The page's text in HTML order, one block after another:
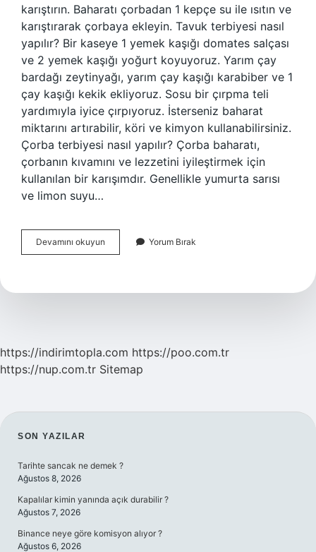
karıştırın. Baharatı çorbadan 1 kepçe su ile ısıtın ve
karıştırarak çorbaya ekleyin. Tavuk terbiyesi nasıl
yapılır? Bir kaseye 1 yemek kaşığı domates salçası
ve 2 yemek kaşığı yoğurt koyuyoruz. Yarım çay
bardağı zeytinyağı, yarım çay kaşığı karabiber ve 1
çay kaşığı kekik ekliyoruz. Sosu bir çırpma teli
yardımıyla iyice çırpıyoruz. İsterseniz baharat
miktarını artırabilir, köri ve kimyon kullanabilirsiniz.
Çorba terbiyesi nasıl yapılır? Çorba baharatı,
çorbanın kıvamını ve lezzetini iyileştirmek için
kullanılan bir karışımdır. Genellikle yumurta sarısı
ve limon suyu…
Devamını okuyun
Çorbası
Oluyor
Yorum Bırak
https://indirimtopla.com https://poo.com.tr
https://nup.com.tr Sitemap
SIDEBAR
SON YAZILAR
Tarihte sancak ne demek ?
Ağustos 8, 2026
Kapalılar kimin yanında açık durabilir ?
Ağustos 7, 2026
Binance neye göre komisyon alıyor ?
Ağustos 6, 2026